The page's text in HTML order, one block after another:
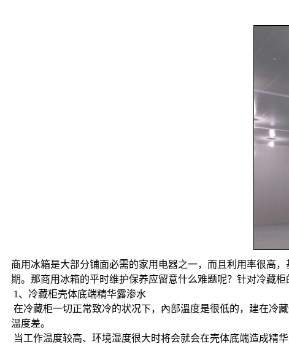
商用冰箱是大部分铺面必需的家用电器之一，而且利用率很高
期。那商用冰箱的平时维护保养应留意什么难题呢？针对冷藏
1、冷藏柜壳体底端精华露渗水
在冷藏柜一切正常致冷的状况下，內部溫度是很低的，建在冷
温度差。
当工作温度较高、环境湿度很大时将会就会在壳体底端造成精